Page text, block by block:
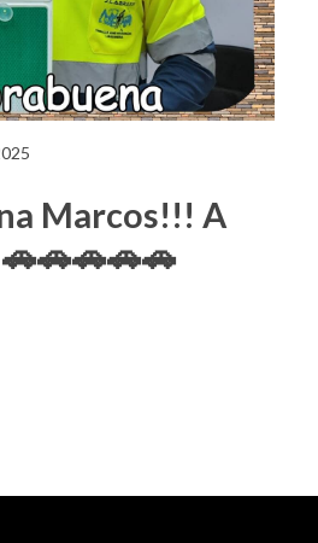
Marcos!!! A